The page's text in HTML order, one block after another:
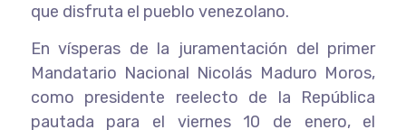
que disfruta el pueblo venezolano.
En vísperas de la juramentación del primer
Mandatario Nacional Nicolás Maduro Moros,
como presidente reelecto de la República
pautada para el viernes 10 de enero, el